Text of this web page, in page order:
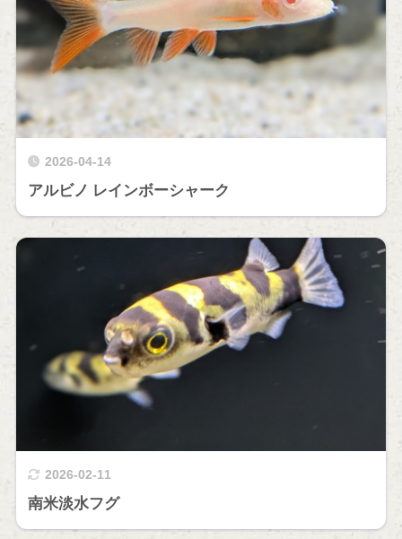
2026-04-14
アルビノ レインボーシャーク
2026-02-11
南米淡水フグ